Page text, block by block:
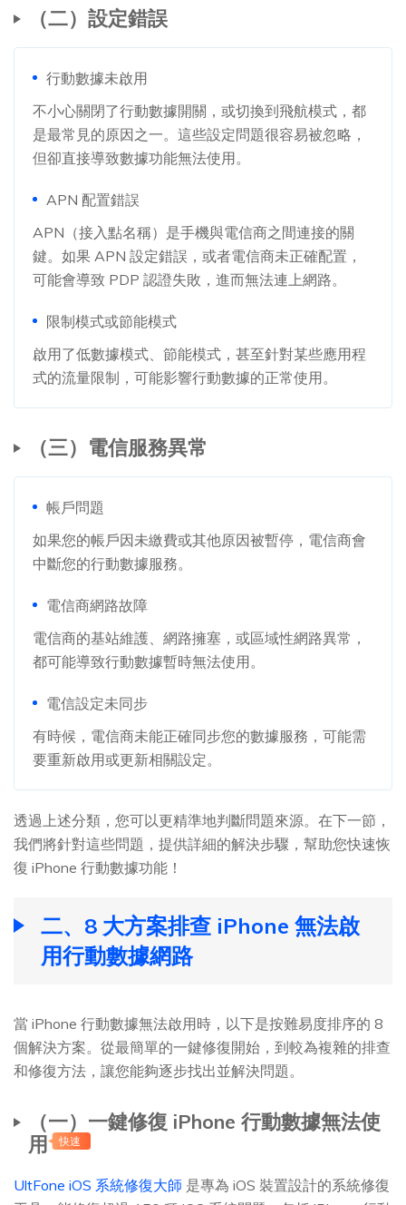
（二）設定錯誤
行動數據未啟用
不小心關閉了行動數據開關，或切換到飛航模式，都
是最常見的原因之一。這些設定問題很容易被忽略，
但卻直接導致數據功能無法使用。
APN 配置錯誤
APN（接入點名稱）是手機與電信商之間連接的關
鍵。如果 APN 設定錯誤，或者電信商未正確配置，
可能會導致 PDP 認證失敗，進而無法連上網路。
限制模式或節能模式
啟用了低數據模式、節能模式，甚至針對某些應用程
式的流量限制，可能影響行動數據的正常使用。
（三）電信服務異常
帳戶問題
如果您的帳戶因未繳費或其他原因被暫停，電信商會
中斷您的行動數據服務。
電信商網路故障
電信商的基站維護、網路擁塞，或區域性網路異常，
都可能導致行動數據暫時無法使用。
電信設定未同步
有時候，電信商未能正確同步您的數據服務，可能需
要重新啟用或更新相關設定。
透過上述分類，您可以更精準地判斷問題來源。在下一節，
我們將針對這些問題，提供詳細的解決步驟，幫助您快速恢
復 iPhone 行動數據功能！
二、8 大方案排查 iPhone 無法啟
用行動數據網路
當 iPhone 行動數據無法啟用時，以下是按難易度排序的 8
個解決方案。從最簡單的一鍵修復開始，到較為複雜的排查
和修復方法，讓您能夠逐步找出並解決問題。
（一）一鍵修復 iPhone 行動數據無法使
用
快速
UltFone iOS 系統修復大師 是專為 iOS 裝置設計的系統修復